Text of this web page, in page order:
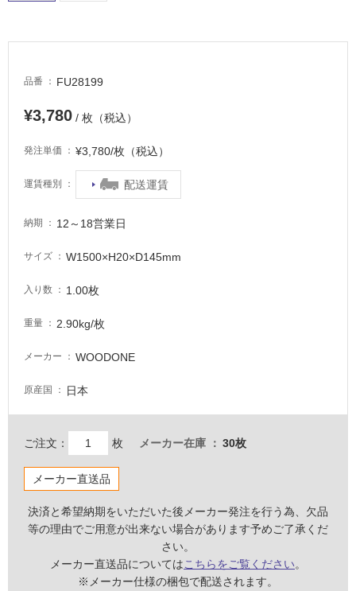
品番 FU28199
¥3,780 / 枚（税込）
発注単価 ¥3,780/枚（税込）
運賃種別 配送運賃
納期 12～18営業日
サイズ W1500×H20×D145mm
入り数 1.00枚
重量 2.90kg/枚
メーカー WOODONE
原産国 日本
ご注文： 枚 メーカー在庫 30枚
メーカー直送品
決済と希望納期をいただいた後メーカー発注を行う為、欠品
等の理由でご用意が出来ない場合があります予めご了承くだ
さい。
メーカー直送品についてはこちらをご覧ください。
※メーカー仕様の梱包で配送されます。
内
屋
床・
浴
床・
車
場
常
適
て
い
る
適
し
て
い
る
注
意